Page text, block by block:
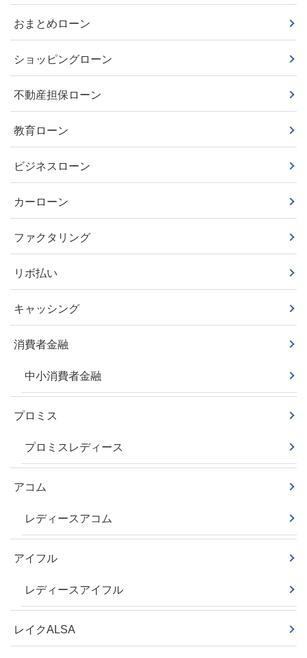
おまとめローン
ショッピングローン
不動産担保ローン
教育ローン
ビジネスローン
カーローン
ファクタリング
リボ払い
キャッシング
消費者金融
中小消費者金融
プロミス
プロミスレディース
アコム
レディースアコム
アイフル
レディースアイフル
レイクALSA